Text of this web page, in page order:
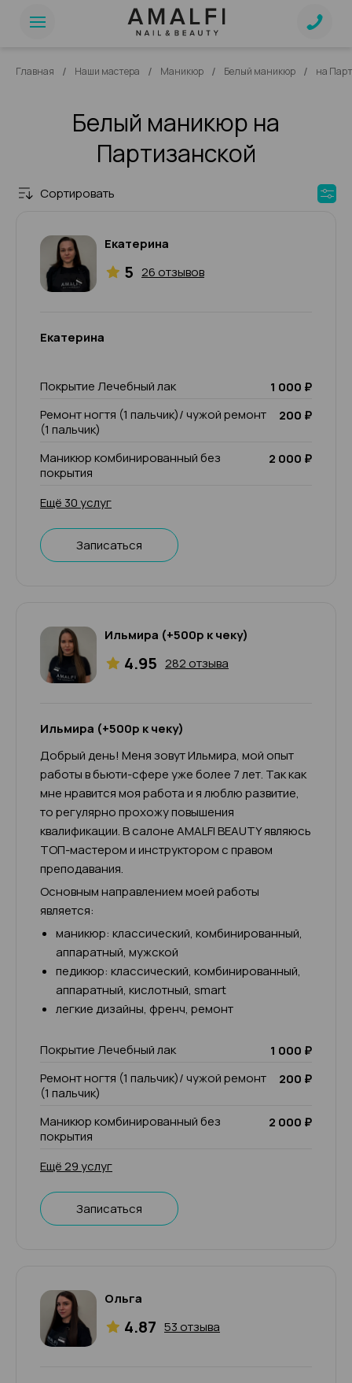
Главная / Наши мастера / Маникюр / Белый маникюр / на
Белый маникюр на
Партизанской
Сортировать
Екатерина
5 26 отзывов
Екатерина
Покрытие Лечебный лак
1 000 ₽
Ремонт ногтя (1 пальчик)/ чужой ремонт
(1 пальчик)
200 ₽
Маникюр комбинированный без
покрытия
2 000 ₽
Ещё 30 услуг
Записаться
Ильмира (+500р к чеку)
4.95 282 отзыва
Ильмира (+500р к чеку)
Добрый день! Меня зовут Ильмира, мой опыт
работы в бьюти-сфере уже более 7 лет. Так как
мне нравится моя работа и я люблю развитие,
то регулярно прохожу повышения
квалификации. В салоне AMALFI BEAUTY являюсь
ТОП-мастером и инструктором с правом
преподавания.
Основным направлением моей работы
является:
маникюр: классический, комбинированный,
аппаратный, мужской
педикюр: классический, комбинированный,
аппаратный, кислотный, smart
легкие дизайны, френч, ремонт
Покрытие Лечебный лак
1 000 ₽
Ремонт ногтя (1 пальчик)/ чужой ремонт
(1 пальчик)
200 ₽
Маникюр комбинированный без
покрытия
2 000 ₽
Ещё 29 услуг
Записаться
Ольга
4.87 53 отзыва